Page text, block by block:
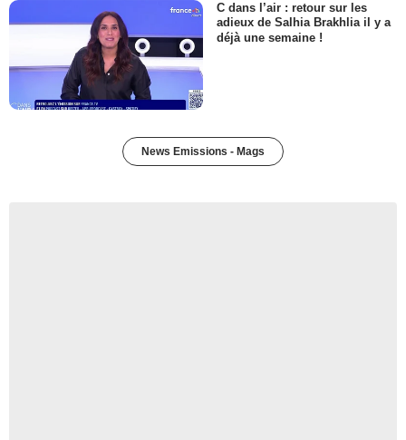
C dans l’air : retour sur les
adieux de Salhia Brakhlia il y a
déjà une semaine !
News Emissions - Mags